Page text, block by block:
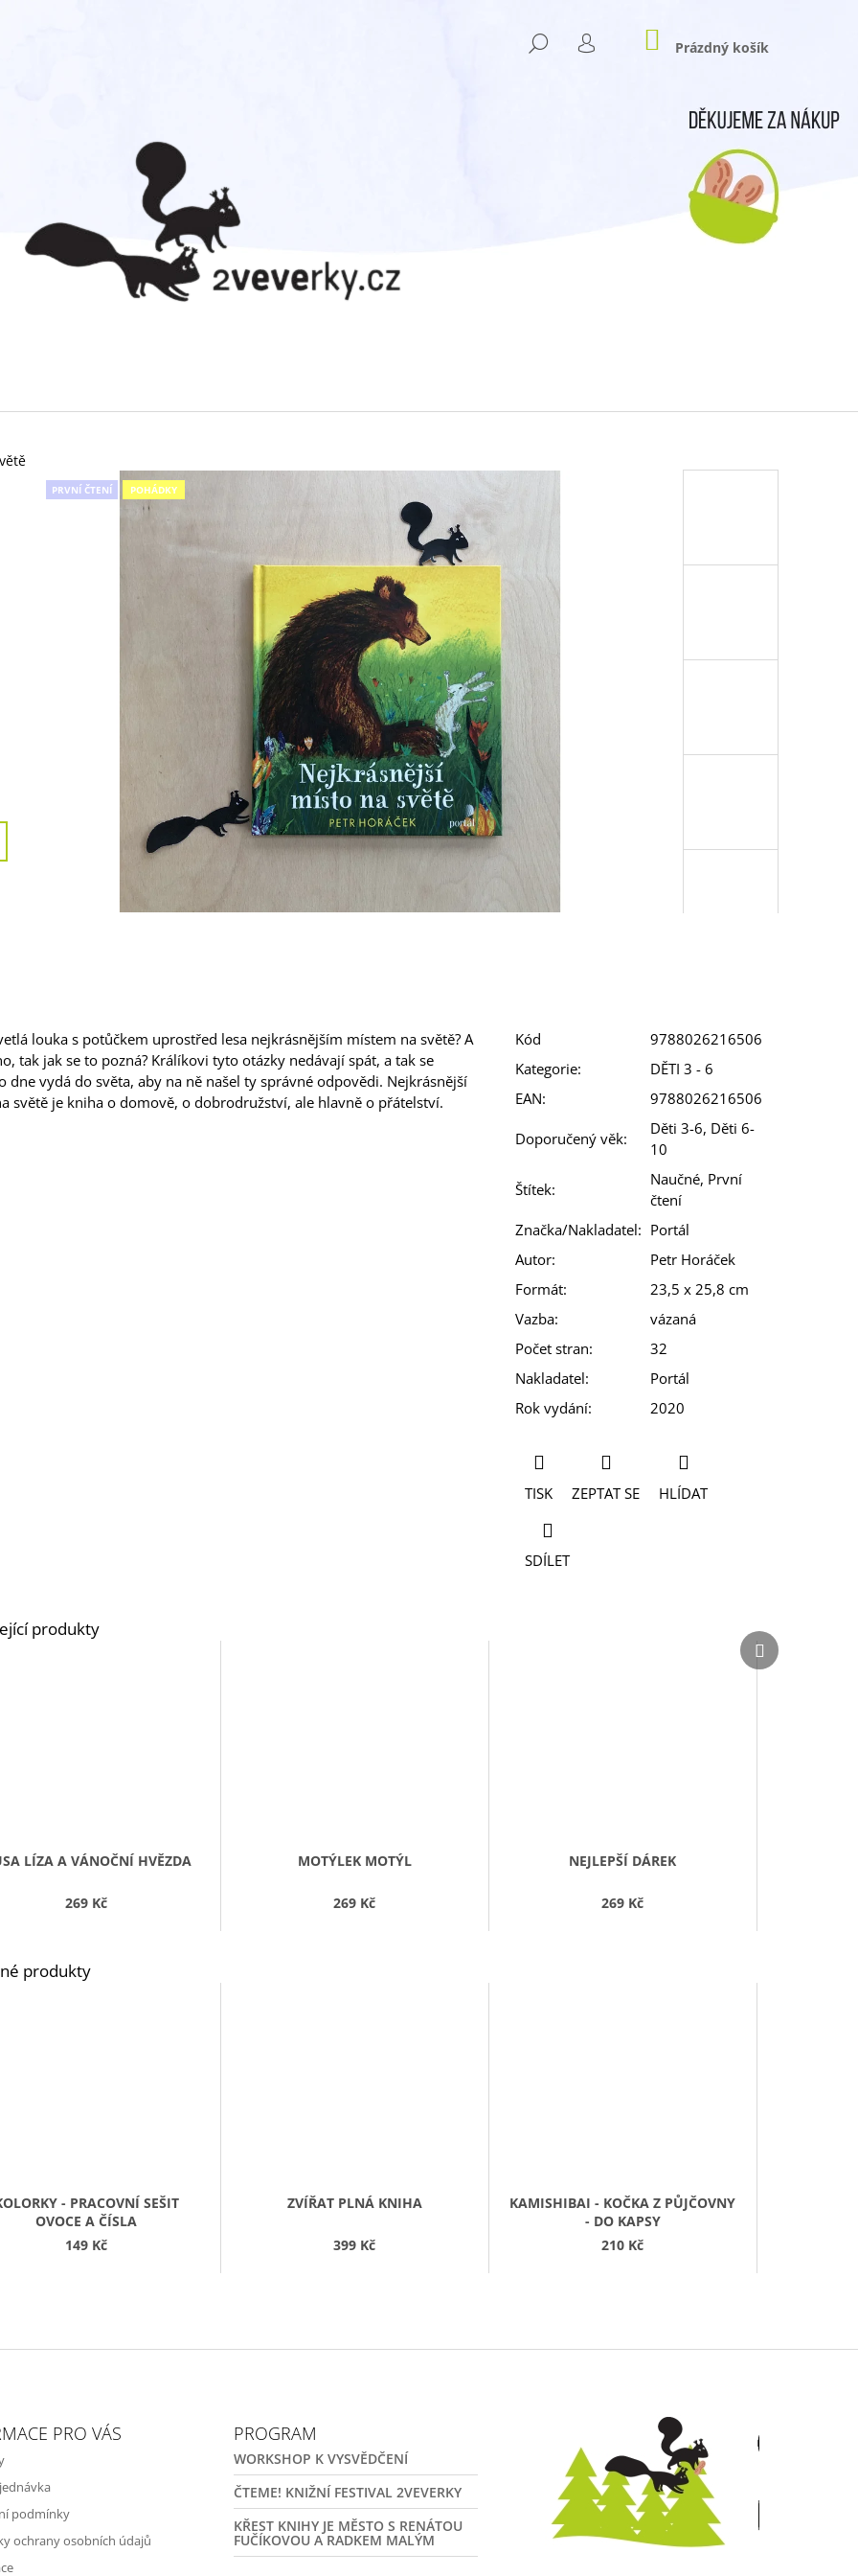
HLEDAT
PŘIHLÁŠENÍ
NÁKUPNÍ
KOŠÍK
Prázdný košík
PRVNÍ ČTENÍ POHÁDKY
louka s potůčkem uprostřed lesa nejkrásnějším místem na světě? A
tak jak se to pozná? Králíkovi tyto otázky nedávají spát, a tak se
dne vydá do světa, aby na ně našel ty správné odpovědi. Nejkrásnější
světě je kniha o domově, o dobrodružství, ale hlavně o přátelství.
Kód
9788026216506
Kategorie:
DĚTI 3 - 6
EAN: 9788026216506
Doporučený věk:
Děti 3-6, Děti 6-
10
Štítek:
Naučné, První
čtení
Značka/Nakladatel: Portál
Autor:
Petr Horáček
Formát:
23,5 x 25,8 cm
Vazba:
vázaná
Počet stran:
32
Nakladatel:
Portál
Rok vydání: 2020
TISK ZEPTAT SE HLÍDAT
SDÍLET
LÍZA A VÁNOČNÍ HVĚZDA
269 Kč
MOTÝLEK MOTÝL
269 Kč
NEJLEPŠÍ DÁREK
269 Kč
Další
produkt
- PRACOVNÍ SEŠIT
OVOCE A ČÍSLA
149 Kč
ZVÍŘAT PLNÁ KNIHA
399 Kč
KAMISHIBAI - KOČKA Z PŮJČOVNY
- DO KAPSY
210 Kč
Další
produkt
DOPORUČUJEME
HAENKE. CESTA
492 Kč
CVRČEK
PRO VÁS
podmínky
ochrany osobních údajů
PROGRAM
WORKSHOP K VYSVĚDČENÍ
ČTEME! KNIŽNÍ FESTIVAL 2VEVERKY
KŘEST KNIHY JE MĚSTO S RENÁTOU
FUČÍKOVOU A RADKEM MALÝM